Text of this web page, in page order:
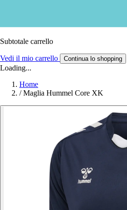
Subtotale carrello
Vedi il mio carrello Continua lo shopping
Loading...
Home
/ Maglia Hummel Core XK